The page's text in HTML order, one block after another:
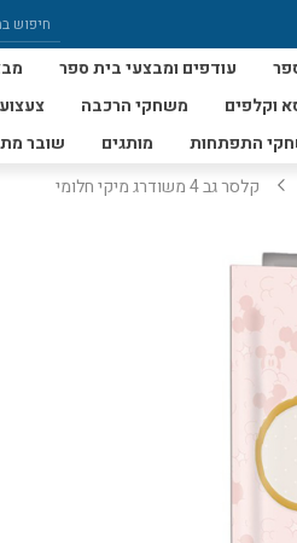
עודפים ומבצעי בית ספר
וקלפים
משחקי הרכבה
התפתחות
מותגים שובר
קלסר גב 4 משודרג מיקי חלומי